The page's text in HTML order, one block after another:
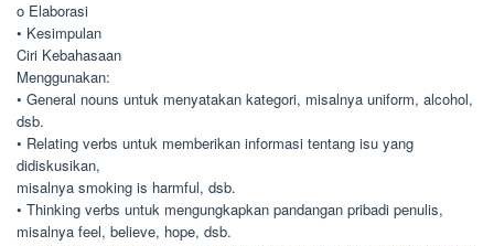
o Elaborasi
• Kesimpulan
Ciri Kebahasaan
Menggunakan:
• General nouns untuk menyatakan kategori, misalnya uniform, alcohol,
dsb.
• Relating verbs untuk memberikan informasi tentang isu yang
didiskusikan,
misalnya smoking is harmful, dsb.
• Thinking verbs untuk mengungkapkan pandangan pribadi penulis,
misalnya feel, believe, hope, dsb.